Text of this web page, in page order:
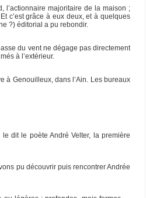
l’actionnaire majoritaire de la maison ;
c’est grâce à eux deux, et à quelques
?) éditorial a pu rebondir.
du vent ne dégage pas directement
à l’extérieur.
à Genouilleux, dans l’Ain. Les bureaux
dit le poète André Velter, la première
pu découvrir puis rencontrer Andrée